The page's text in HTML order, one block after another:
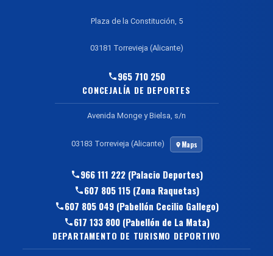
Plaza de la Constitución, 5
03181 Torrevieja (Alicante)
965 710 250
CONCEJALÍA DE DEPORTES
Avenida Monge y Bielsa, s/n
03183 Torrevieja (Alicante) Maps
966 111 222 (Palacio Deportes)
607 805 115 (Zona Raquetas)
607 805 049 (Pabellón Cecilio Gallego)
617 133 800 (Pabellón de La Mata)
DEPARTAMENTO DE TURISMO DEPORTIVO